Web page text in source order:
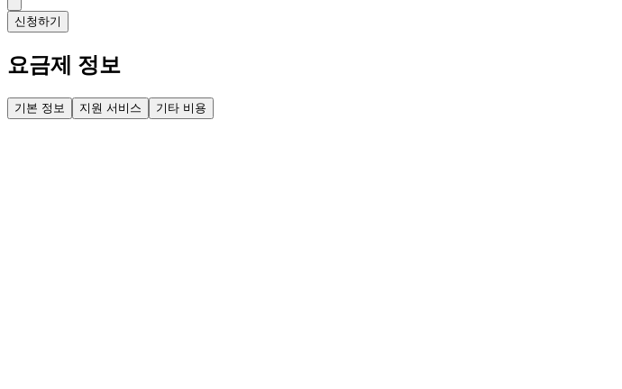
신청하기
요금제 정보
기본 정보 지원 서비스 기타 비용